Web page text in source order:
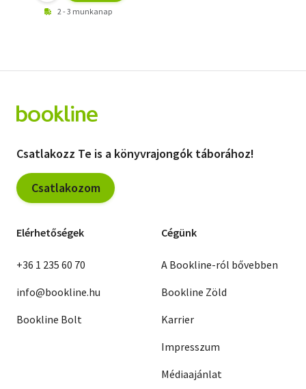
2 - 3 munkanap
Csatlakozz Te is a könyvrajongók táborához!
Csatlakozom
Elérhetőségek
+36 1 235 60 70
info@bookline.hu
Bookline Bolt
Cégünk
A Bookline-ról bővebben
Bookline Zöld
Karrier
Impresszum
Médiaajánlat